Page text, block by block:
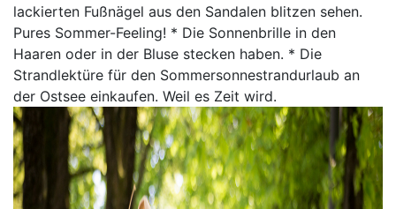
lackierten Fußnägel aus den Sandalen blitzen sehen.
Pures Sommer-Feeling! * Die Sonnenbrille in den
Haaren oder in der Bluse stecken haben. * Die
Strandlektüre für den Sommersonnestrandurlaub an
der Ostsee einkaufen. Weil es Zeit wird.